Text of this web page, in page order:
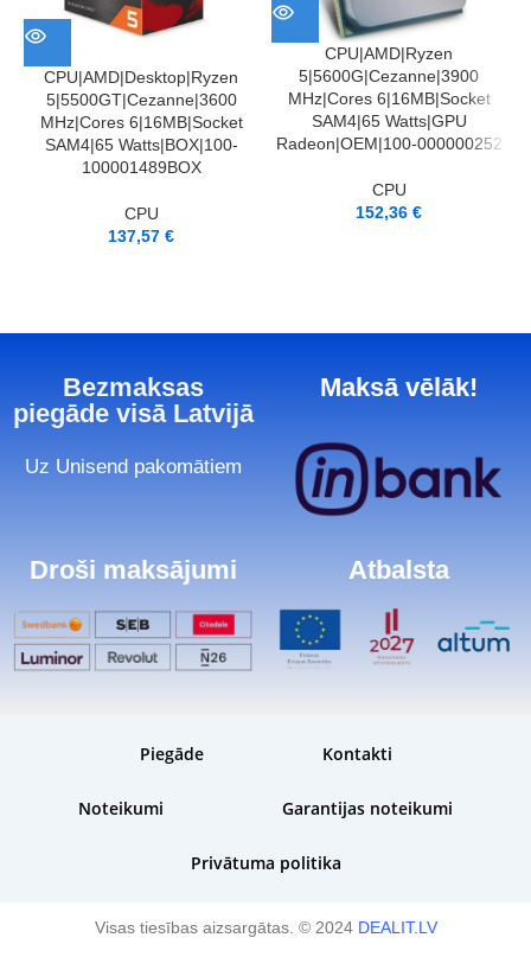
CPU|AMD|Desktop|Ryzen
5|5500GT|Cezanne|3600
MHz|Cores 6|16MB|Socket
SAM4|65 Watts|BOX|100-
100001489BOX
CPU
137,57€
CPU|AMD|Ryzen
5|5600G|Cezanne|3900
MHz|Cores 6|16MB|Socket
SAM4|65 Watts|GPU
Radeon|OEM|100-000000252
CPU
152,36€
Bezmaksas
piegāde visā Latvijā
Uz Unisend pakomātiem
Maksā vēlāk!
Droši maksājumi Atbalsta
Piegāde Kontakti
Noteikumi Garantijas noteikumi
Privātuma politika
Visas tiesības aizsargātas. © 2024 DEALIT.LV